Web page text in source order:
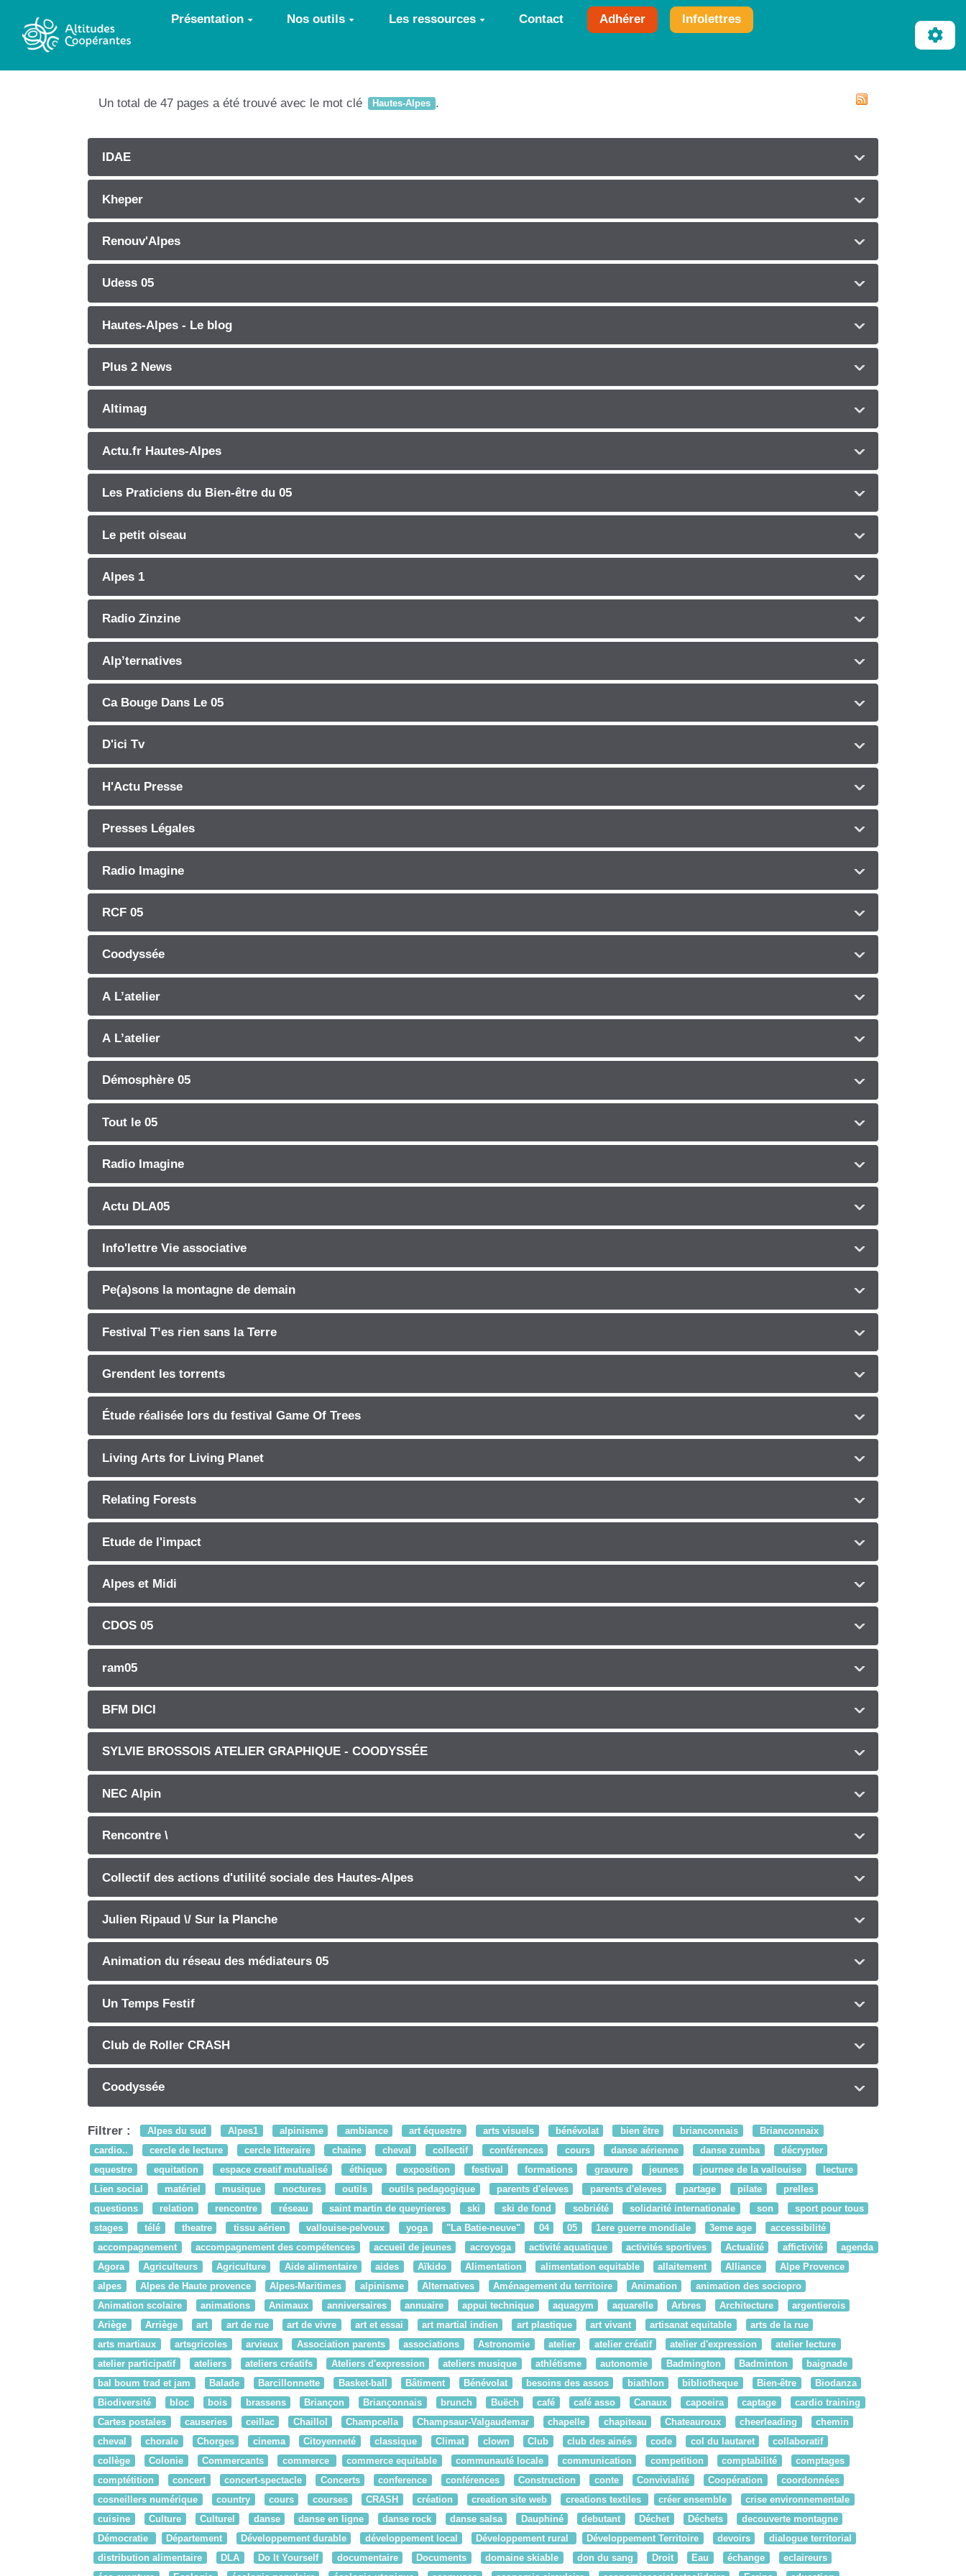
Aller au contenu principal Présentation Nos outils Les ressources Contact Adhérer Infolettres
Un total de 47 pages a été trouvé avec le mot clé Hautes-Alpes .
IDAE
Kheper
Renouv'Alpes
Udess 05
Hautes-Alpes - Le blog
Plus 2 News
Altimag
Actu.fr Hautes-Alpes
Les Praticiens du Bien-être du 05
Le petit oiseau
Alpes 1
Radio Zinzine
Alp’ternatives
Ca Bouge Dans Le 05
D'ici Tv
H'Actu Presse
Presses Légales
Radio Imagine
RCF 05
Coodyssée
A L’atelier
A L’atelier
Démosphère 05
Tout le 05
Radio Imagine
Actu DLA05
Info'lettre Vie associative
Pe(a)sons la montagne de demain
Festival T’es rien sans la Terre
Grendent les torrents
Étude réalisée lors du festival Game Of Trees
Living Arts for Living Planet
Relating Forests
Etude de l'impact
Alpes et Midi
CDOS 05
ram05
BFM DICI
SYLVIE BROSSOIS ATELIER GRAPHIQUE - COODYSSÉE
NEC Alpin
Rencontre \
Collectif des actions d'utilité sociale des Hautes-Alpes
Julien Ripaud \/ Sur la Planche
Animation du réseau des médiateurs 05
Un Temps Festif
Club de Roller CRASH
Coodyssée
Filtrer : Alpes du sud Alpes1 alpinisme ambiance art équestre arts visuels bénévolat bien être brianconnais
Brianconnaix
cardio..
cercle de lecture cercle litteraire chaine cheval collectif conférences cours danse aérienne danse zumba
décrypter
equestre
equitation espace creatif mutualisé éthique exposition festival formations gravure jeunes journee de la vallouise
lecture
Lien social
matériel musique noctures outils outils pedagogique parents d'eleves parents d'eleves partage pilate
prelles
questions
relation rencontre réseau saint martin de queyrieres ski ski de fond sobriété solidarité internationale son
sport pour tous
stages
télé theatre tissu aérien vallouise-pelvoux yoga "La Batie-neuve" 04 05 1ere guerre mondiale 3eme age
accessibilité
accompagnement
accompagnement des compétences accueil de jeunes acroyoga activité aquatique activités sportives Actualité affictivité
agenda
Agora
Agriculteurs Agriculture Aide alimentaire aides Aïkido Alimentation alimentation equitable allaitement Alliance
Alpe Provence
alpes
Alpes de Haute provence Alpes-Maritimes alpinisme Alternatives Aménagement du territoire Animation
animation des sociopro
Animation scolaire
animations Animaux anniversaires annuaire appui technique aquagym aquarelle Arbres Architecture
argentierois
Ariège
Arriège art art de rue art de vivre art et essai art martial indien art plastique art vivant artisanat equitable
arts de la rue
arts martiaux
artsgricoles arvieux Association parents associations Astronomie atelier atelier créatif atelier d'expression
atelier lecture
atelier participatif
ateliers ateliers créatifs Ateliers d'expression ateliers musique athlétisme autonomie Badmington Badminton
baignade
bal boum trad et jam
Balade Barcillonnette Basket-ball Bâtiment Bénévolat besoins des assos biathlon bibliotheque Bien-être
Biodanza
Biodiversité
bloc bois brassens Briançon Briançonnais brunch Buëch café café asso Canaux capoeira captage
cardio training
Cartes postales
causeries ceillac Chaillol Champcella Champsaur-Valgaudemar chapelle chapiteau Chateauroux cheerleading
chemin
cheval
chorale Chorges cinema Citoyenneté classique Climat clown Club club des ainés code col du lautaret
collaboratif
collège
Colonie Commercants commerce commerce equitable communauté locale communication competition comptabilité
comptages
comptétition
concert concert-spectacle Concerts conference conférences Construction conte Convivialité Coopération
coordonnées
cosneillers numérique
country cours courses CRASH création creation site web creations textiles créer ensemble
crise environnementale
cuisine
Culture Culturel danse danse en ligne danse rock danse salsa Dauphiné debutant Déchet Déchets
decouverte montagne
Démocratie
Département Développement durable développement local Développement rural Développement Territoire devoirs
dialogue territorial
distribution alimentaire
DLA Do It Yourself documentaire Documents domaine skiable don du sang Droit Eau échange
eclaireurs